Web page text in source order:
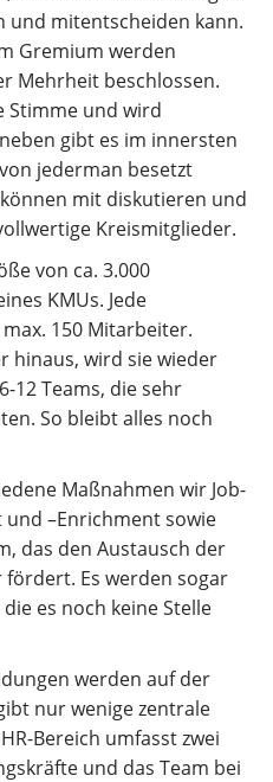
und mitentscheiden kann.
Gremium werden
Mehrheit beschlossen.
Stimme und wird
gibt es im innersten
jederman besetzt
mit diskutieren und
Kreismitglieder.
von ca. 3.000
KMUs. Jede
150 Mitarbeiter.
hinaus, wird sie wieder
12 Teams, die sehr
So bleibt alles noch
Maßnahmen wir Job-
und –Enrichment sowie
das den Austausch der
Es werden sogar
es noch keine Stelle
werden auf der
nur wenige zentrale
Bereich umfasst zwei
und das Team bei